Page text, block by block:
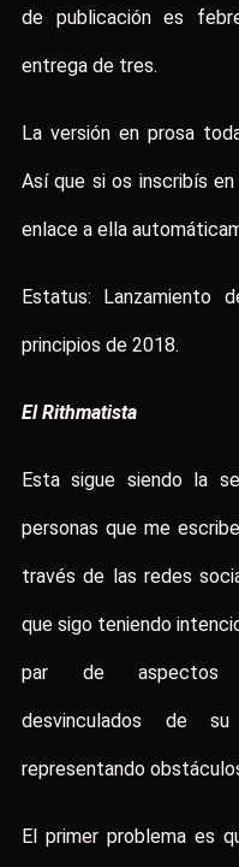
de publicación es
entrega de tres.
La versión en prosa
Así que si os inscribís
enlace a ella
Estatus: Lanzamiento
principios de 2018.
El Rithmatista
Esta sigue siendo la
personas que me
través de las redes
que sigo teniendo
par de aspectos
desvinculados de
representando
El primer problema es